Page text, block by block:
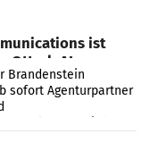
ist
OtterlyAI
Brandenstein
sofort Agenturpartner